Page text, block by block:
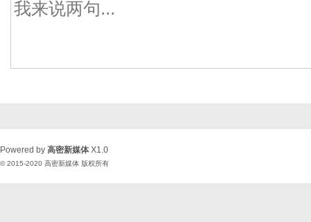
Powered by 高密新媒体 X1.0
© 2015-2020 高密新媒体 版权所有